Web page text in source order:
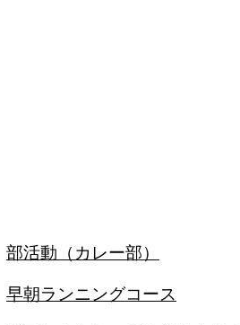
部活動（カレー部）
早朝ランニングコース